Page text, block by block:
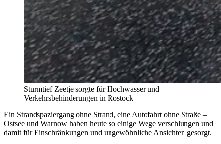
Sturmtief Zeetje sorgte für Hochwasser und
Verkehrsbehinderungen in Rostock
Ein Strandspaziergang ohne Strand, eine Autofahrt ohne Straße –
Ostsee und Warnow haben heute so einige Wege verschlungen und
damit für Einschränkungen und ungewöhnliche Ansichten gesorgt.